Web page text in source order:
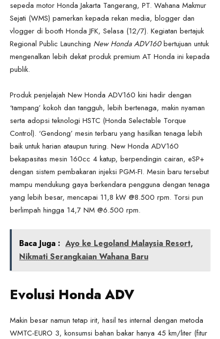
sepeda motor Honda Jakarta Tangerang, PT. Wahana Makmur
Sejati (WMS) pamerkan kepada rekan media, blogger dan
vlogger di booth Honda JFK, Selasa (12/7). Kegiatan bertajuk
Regional Public Launching New Honda ADV160bertujuan untuk
mengenalkan lebih dekat produk premium AT Honda ini kepada
publik.
Produk penjelajah New Honda ADV160 kini hadir dengan
‘tampang’ kokoh dan tangguh, lebih bertenaga, makin nyaman
serta adopsi teknologi HSTC (Honda Selectable Torque
Control). ‘Gendong’ mesin terbaru yang hasilkan tenaga lebih
baik untuk harian ataupun turing. New Honda ADV160
bekapasitas mesin 160cc 4 katup, berpendingin cairan, eSP+
dengan sistem pembakaran injeksi PGM-FI. Mesin baru tersebut
mampu mendukung gaya berkendara pengguna dengan tenaga
yang lebih besar, mencapai 11,8 kW @8.500 rpm. Torsi pun
berlimpah hingga 14,7 NM @6.500 rpm.
Baca Juga : Ayo ke Legoland Malaysia Resort,
Nikmati Serangkaian Wahana Baru
Evolusi Honda ADV
Makin besar namun tetap irit, hasil tes internal dengan metoda
WMTC-EURO 3, konsumsi bahan bakar hanya 45 km/liter (fitur